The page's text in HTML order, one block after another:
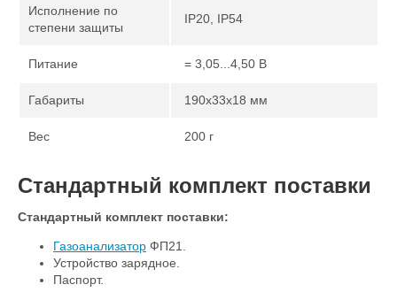
Исполнение по
степени защиты
IP20, IP54
Питание = 3,05...4,50 В
Габариты 190x33x18 мм
Вес 200 г
Стандартный комплект поставки
Стандартный комплект поставки:
Газоанализатор ФП21.
Устройство зарядное.
Паспорт.